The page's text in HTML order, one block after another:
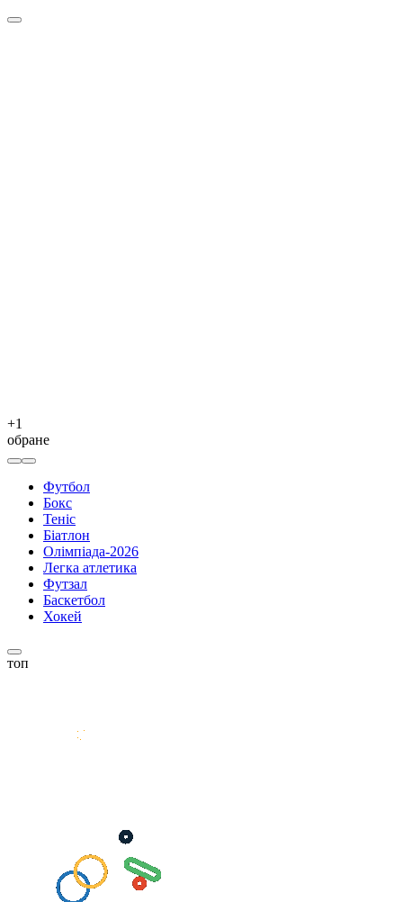
+1
обране
Футбол
Бокс
Теніс
Біатлон
Олімпіада-2026
Легка атлетика
Футзал
Баскетбол
Хокей
топ